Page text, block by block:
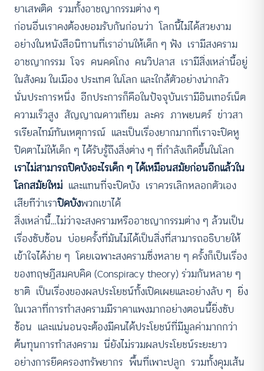
ยาเสพติด รวมทั้งอาชญากรรมต่าง ๆ
ก่อนอื่นเราคงต้องยอมรับกันก่อนว่า โลกนี้ไม่ได้สวยงาม
อย่างในหนังสือนิทานที่เราอ่านให้เด็ก ๆ ฟัง เรามีสงคราม
อาชญากรรม โจร คนคดโกง คนวิปลาส เรามีสิ่งเหล่านี้อยู่
ในสังคม ในเมือง ประเทศ ในโลก และใกล้ตัวอย่างน่ากลัว
นั่นประการหนึ่ง อีกประการก็คือในปัจจุบันเรามีอินเทอร์เน็ต
ความเร็วสูง สัญญาณดาวเทียม ละคร ภาพยนตร์ ข่าวสา
รเรียลไทม์ทันเหตุการณ์ และเป็นเรื่องยากมากที่เราจะปิดหู
ปิดตาไม่ให้เด็ก ๆ ได้รับรู้ถึงสิ่งต่าง ๆ ที่กำลังเกิดขึ้นในโลก
เราไม่สามารถปิดบังอะไรเด็ก ๆ ได้เหมือนสมัยก่อนอีกแล้วใน
โลกสมัยใหม่ และแทนที่จะปิดบัง เราควรเลิกหลอกตัวเอง
เสียทีว่าเราปิดบังพวกเขาได้
สิ่งเหล่านี้…ไม่ว่าจะสงครามหรืออาชญากรรมต่าง ๆ ล้วนเป็น
เรื่องซับซ้อน บ่อยครั้งที่มันไม่ได้เป็นสิ่งที่สามารถอธิบายให้
เข้าใจได้ง่าย ๆ โดยเฉพาะสงครามซึ่งหลาย ๆ ครั้งก็เป็นเรื่อง
ของทฤษฏีสมคบคิด (Conspiracy theory) ร่วมกันหลาย ๆ
ชาติ เป็นเรื่องของผลประโยชน์ทั้งเปิดเผยและอย่างลับ ๆ ยิ่ง
ในเวลาที่การทำสงครามมีราคาแพงมากอย่างตอนนี้ยิ่งซับ
ซ้อน และแน่นอนจะต้องมีคนได้ประโยชน์ที่มีมูลค่ามากกว่า
ต้นทุนการทำสงคราม นี่ยังไม่รวมผลประโยชน์ระยะยาว
อย่างการยึดครองทรัพยากร พื้นที่เพาะปลูก รวมทั้งคุมเส้น